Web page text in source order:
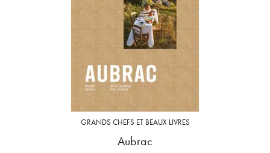
GRANDS CHEFS ET BEAUX LIVRES
Aubrac